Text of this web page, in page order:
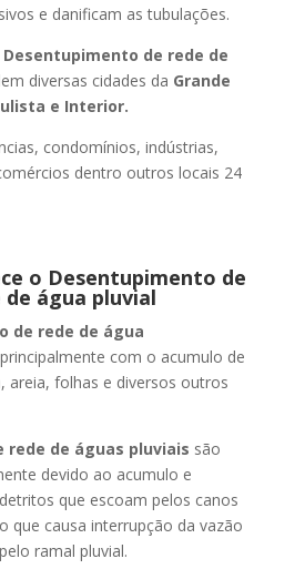
e danificam as tubulações.
Desentupimento de rede de
diversas cidades da Grande
e Interior.
condomínios, indústrias,
dentro outros locais 24
o Desentupimento de
de água pluvial
de rede de água
com o acumulo de
areia, folhas e diversos outros
de águas pluviais são
devido ao acumulo e
que escoam pelos canos
que causa interrupção da vazão
ramal pluvial.